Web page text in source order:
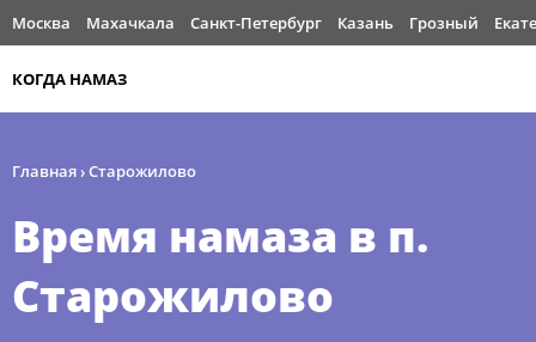
Москва Махачкала Санкт-Петербург Казань Грозный
КОГДА НАМАЗ
Главная›Старожилово
Время намаза в п.
Старожилово